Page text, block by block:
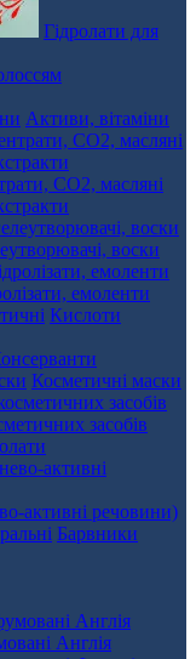
Гідролати для
Активи, вітаміни
СО2, масляні
воски
емоленти
Кислоти
Косметичні маски
засобів
активні речовини)
Барвники
Англія